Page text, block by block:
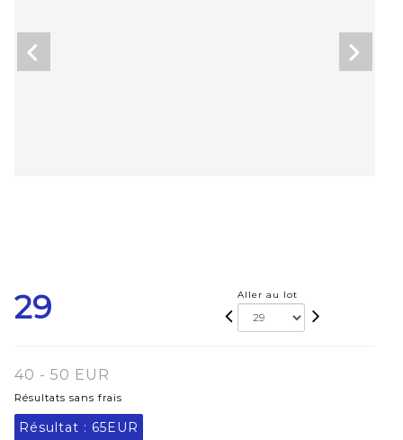
29 Aller au lot
40 - 50 EUR
Résultats sans frais
Résultat : 65EUR